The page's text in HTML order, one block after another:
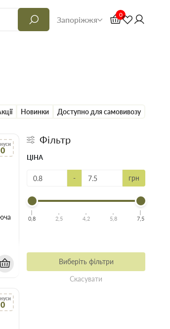
Запоріжжя
0
Новинки Доступно для самовивозу
Фільтр
ЦІНА
- грн
0,8 2,5 4,2 5,8 7,5
Скасувати
Виберіть фільтри